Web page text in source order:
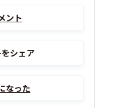
ント
をシェア
なった